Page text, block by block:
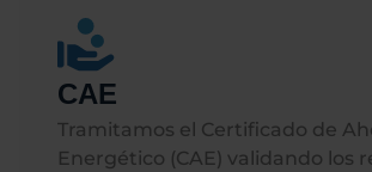
CAE
Tramitamos el Certificado de
Energético (CAE) validando los